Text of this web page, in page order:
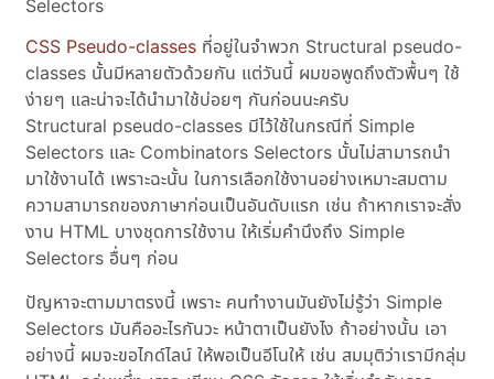
CSS Pseudo-classes ที่อยู่ในจำพวก Structural pseudo-
classes นั้นมีหลายตัวด้วยกัน แต่วันนี้ ผมขอพูดถึงตัวพื้นๆ ใช้
ง่ายๆ และน่าจะได้นำมาใช้บ่อยๆ กันก่อนนะครับ
Structural pseudo-classes มีไว้ใช้ในกรณีที่ Simple
Selectors และ Combinators Selectors นั้นไม่สามารถนำ
มาใช้งานได้ เพราะฉะนั้น ในการเลือกใช้งานอย่างเหมาะสมตาม
ความสามารถของภาษาก่อนเป็นอันดับแรก เช่น ถ้าหากเราจะสั่ง
งาน HTML บางชุดการใช้งาน ให้เริ่มคำนึงถึง Simple
Selectors อื่นๆ ก่อน
ปัญหาจะตามมาตรงนี้ เพราะ คนทำงานมันยังไม่รู้ว่า Simple
Selectors มันคืออะไรกันวะ หน้าตาเป็นยังไง ถ้าอย่างนั้น เอา
อย่างนี้ ผมจะขอไกด์ไลน์ ให้พอเป็นอีโนให้ เช่น สมมุติว่าเรามีกลุ่ม